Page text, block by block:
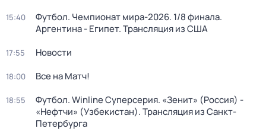
15:40
Футбол. Чемпионат мира-2026. 1/8 финала.
Аргентина - Египет. Трансляция из США
17:55 Новости
18:00 Все на Матч!
18:55
Футбол. Winline Суперсерия. «Зенит» (Россия) -
«Нефтчи» (Узбекистан). Трансляция из Санкт-
Петербурга